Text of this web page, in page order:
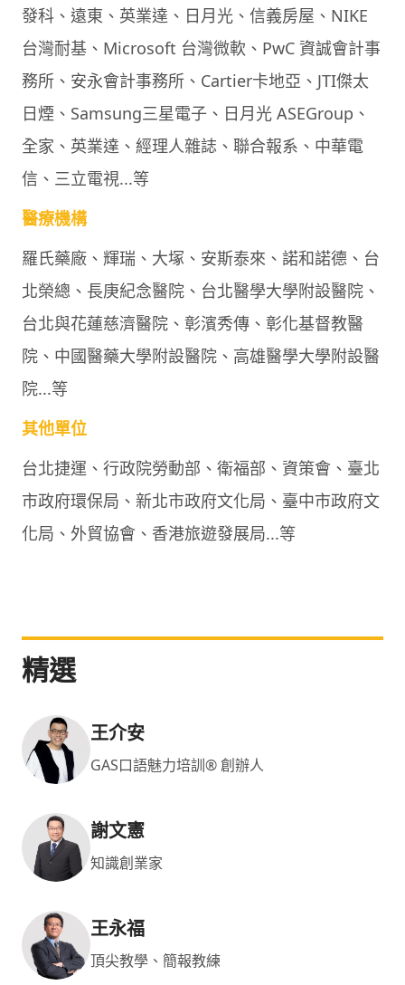
發科、遠東、英業達、⽇⽉光、信義房屋、NIKE
台灣耐基、Microsoft 台灣微軟、PwC 資誠會計事
務所、安永會計事務所、Cartier卡地亞、JTI傑太
⽇煙、Samsung三星電子、日月光 ASEGroup、
全家、英業達、經理人雜誌、聯合報系、中華電
信、三立電視...等
醫療機構
羅氏藥廠、輝瑞、⼤塚、安斯泰來、諾和諾德、台
北榮總、長庚紀念醫院、台北醫學大學附設醫院、
台北與花蓮慈濟醫院、彰濱秀傳、彰化基督教醫
院、中國醫藥大學附設醫院、高雄醫學大學附設醫
院...等
其他單位
台北捷運、行政院勞動部、衛福部、資策會、臺北
市政府環保局、新北市政府文化局、臺中市政府文
化局、外貿協會、香港旅遊發展局...等
精選
王介安
GAS口語魅力培訓® 創辦人
謝文憲
知識創業家
王永福
頂尖教學、簡報教練